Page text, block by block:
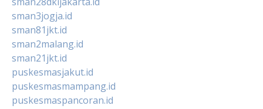
sman3jogja.id
sman81jkt.id
sman2malang.id
sman21jkt.id
puskesmasjakut.id
puskesmasmampang.id
puskesmaspancoran.id